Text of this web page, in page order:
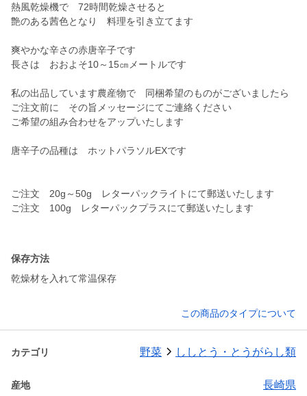
熱風乾燥機で 72時間乾燥させると
艶のある茜色となり 料理を引き立てます
爽やかな辛さの赤唐辛子です
長さは おおよそ10～15㎝メートルです
私の出品しています農産物で 同梱希望のものがございましたら
ご注文前に その旨メッセージにてご連絡ください
ご希望の組み合わせをアップいたします
唐辛子の品種は ホットパラソルEXです
ご注文 20g～50g レターパックライトにて郵送いたします
ご注文 100g レターパックプラスにて郵送いたします
保存方法
乾燥材を入れて常温保存
この商品のタイプについて
カテゴリ 野菜 ししとう・とうがらし類
産地 長崎県